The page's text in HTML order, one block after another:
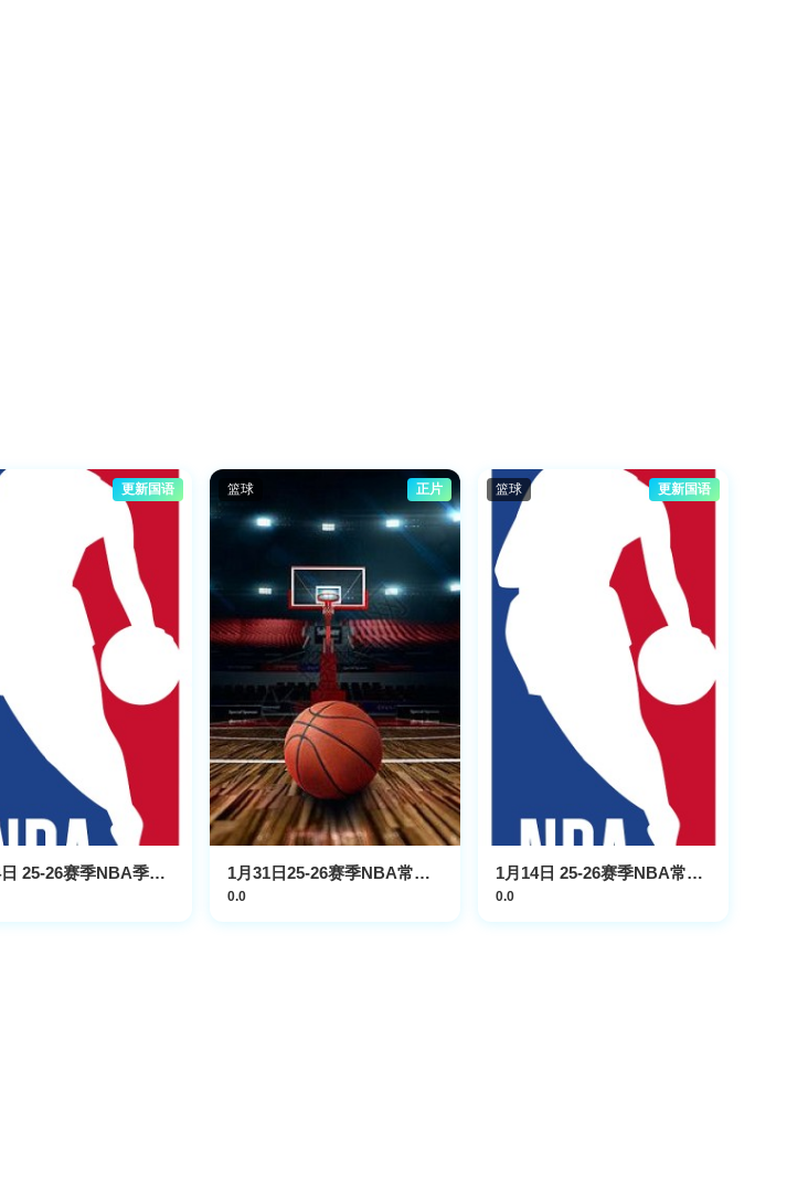
更新国语
5月14日 25-26赛季NBA季后赛 骑士VS活塞
篮球 正片
1月31日25-26赛季NBA常规赛 快船VS倔金
0.0
篮球 更新国语
1月14日 25-26赛季NBA常规赛 森林狼VS雄鹿
0.0